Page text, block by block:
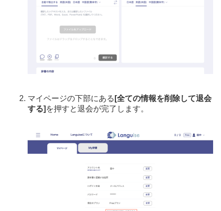
マイページの下部にある [全ての情報を削除して退会
する] を押すと退会が完了します。